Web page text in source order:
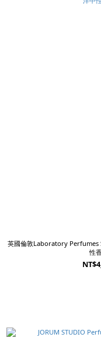
英國倫敦Laboratory Perfumes
性